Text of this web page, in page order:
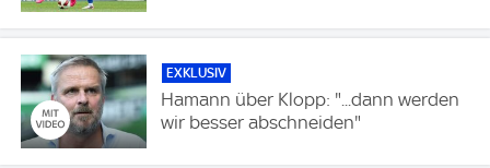
EXKLUSIV
Hamann über Klopp: "...dann werden
wir besser abschneiden"